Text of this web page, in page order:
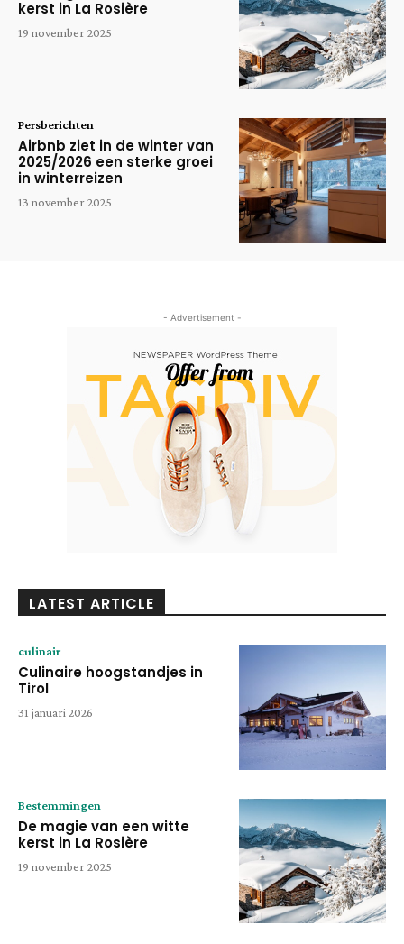
kerst in La Rosière
19 november 2025
Persberichten
Airbnb ziet in de winter van
2025/2026 een sterke groei
in winterreizen
13 november 2025
- Advertisement -
LATEST ARTICLE
culinair
Culinaire hoogstandjes in
Tirol
31 januari 2026
Bestemmingen
De magie van een witte
kerst in La Rosière
19 november 2025